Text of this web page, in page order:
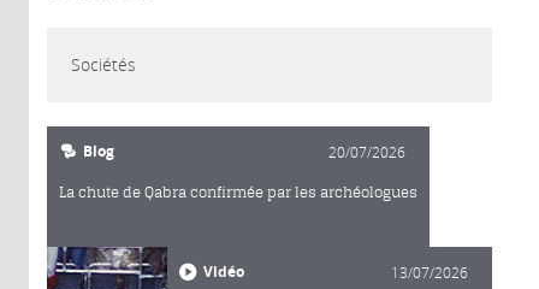
Sociétés
Blog 20/07/2026
La chute de Qabra confirmée par les archéologues
Vidéo 13/07/2026